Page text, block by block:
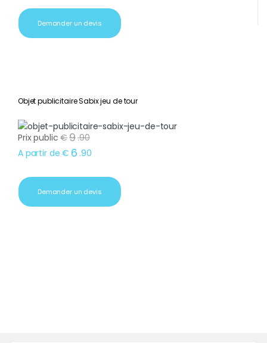
Demander un devis
Objet publicitaire Sabix jeu de tour
Prix public €9.90
A partir de € 6 .90
Demander un devis